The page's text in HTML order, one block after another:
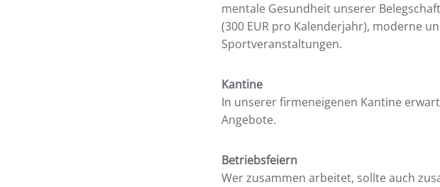
mentale Gesundheit unserer
(300 EUR pro Kalenderjahr), moderne
Sportveranstaltungen.
Kantine
In unserer firmeneigenen Kantine
Angebote.
Betriebsfeiern
Wer zusammen arbeitet, sollte auch